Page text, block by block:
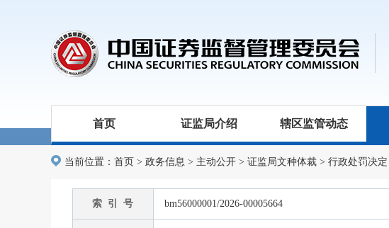
首页 证监局介绍 辖区监管动态
当前位置： 首页 > 政务信息 > 主动公开 > 证监局文种体裁 > 行政处罚决定
索 引 号 bm56000001/2026-00005664